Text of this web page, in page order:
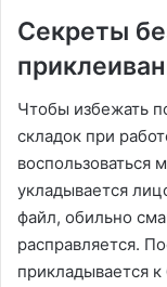
Секреты
Чтобы избежать
складок при
воспользоваться
укладывается
файл, обильно
расправляется.
прикладывается к